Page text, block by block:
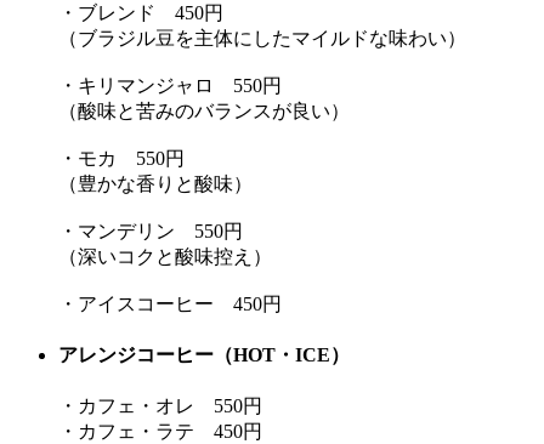
・ブレンド 450円
（ブラジル豆を主体にしたマイルドな味わい）
・キリマンジャロ 550円
（酸味と苦みのバランスが良い）
・モカ 550円
（豊かな香りと酸味）
・マンデリン 550円
（深いコクと酸味控え）
・アイスコーヒー 450円
アレンジコーヒー（HOT・ICE）
・カフェ・オレ 550円
・カフェ・ラテ 450円